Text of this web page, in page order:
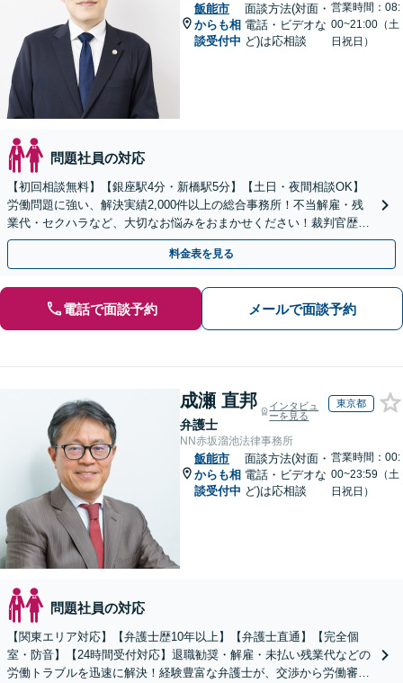
飯能市
からも相
談受付中
面談方法(対面・
電話・ビデオな
ど)は応相談
営業時間：08:
00~21:00（土
日祝日）
問題社員の対応
【初回相談無料】【銀座駅4分・新橋駅5分】【土日・夜間相談OK】
労働問題に強い、解決実績2,000件以上の総合事務所！不当解雇・残
業代・セクハラなど、大切なお悩みをおまかせください！裁判官歴35
年のベテラン弁護士在籍！
料金表を見る
電話で面談予約 メールで面談予約
成瀬 直邦
弁護士
インタビュ
ーを見る
東京都
NN赤坂溜池法律事務所
飯能市
からも相
談受付中
面談方法(対面・
電話・ビデオな
ど)は応相談
営業時間：00:
00~23:59（土
日祝日）
問題社員の対応
【関東エリア対応】【弁護士歴10年以上】【弁護士直通】【完全個
室・防音】【24時間受付対応】退職勧奨・解雇・未払い残業代などの
労働トラブルを迅速に解決！経験豊富な弁護士が、交渉から労働審判